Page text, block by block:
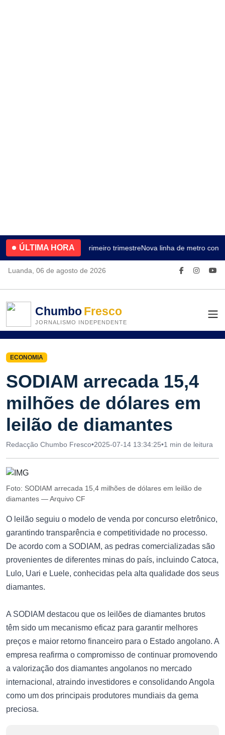
ÚLTIMA HORA4.2% no primeiro trimestreNova linha de metro
Luanda, 06 de agosto de 2026
ChumboFresco
JORNALISMO INDEPENDENTE
ECONOMIA
SODIAM arrecada 15,4
milhões de dólares em
leilão de diamantes
Redacção Chumbo Fresco•2025-07-14 13:34:25•1 min de leitura
Foto: SODIAM arrecada 15,4 milhões de dólares em leilão de
diamantes — Arquivo CF
O leilão seguiu o modelo de venda por concurso eletrônico,
garantindo transparência e competitividade no processo.
De acordo com a SODIAM, as pedras comercializadas são
provenientes de diferentes minas do país, incluindo Catoca,
Lulo, Uari e Luele, conhecidas pela alta qualidade dos seus
diamantes.
A SODIAM destacou que os leilões de diamantes brutos
têm sido um mecanismo eficaz para garantir melhores
preços e maior retorno financeiro para o Estado angolano. A
empresa reafirma o compromisso de continuar promovendo
a valorização dos diamantes angolanos no mercado
internacional, atraindo investidores e consolidando Angola
como um dos principais produtores mundiais da gema
preciosa.